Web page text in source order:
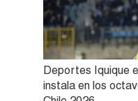
Deportes Iquique
instala en los